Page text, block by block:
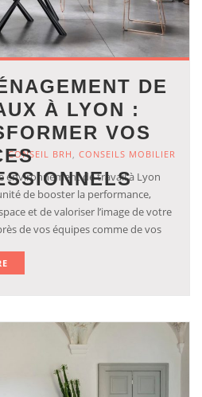
DE
À LYON :
VOS
CONSEIL BRH , CONSEILS MOBILIER
environnement de travail à Lyon
de booster la performance,
et de valoriser l’image de votre
de vos équipes comme de vos